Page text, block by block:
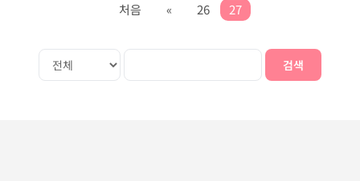
처음 « 26 27
검색